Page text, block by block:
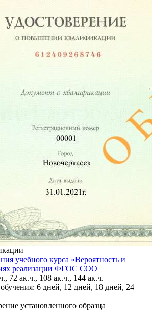
учебного курса «Вероятность и
реализации ФГОС СОО
72 ак.ч., 108 ак.ч., 144 ак.ч.
6 дней, 12 дней, 18 дней, 24
установленного образца